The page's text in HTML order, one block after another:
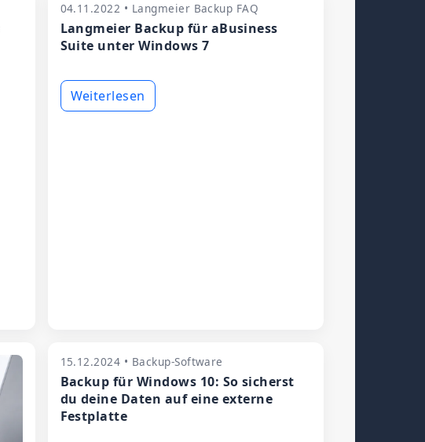
04.11.2022 • Langmeier Backup FAQ
Langmeier Backup für aBusiness
Suite unter Windows 7
Weiterlesen
15.12.2024 • Backup-Software
Backup für Windows 10: So sicherst
du deine Daten auf eine externe
Festplatte